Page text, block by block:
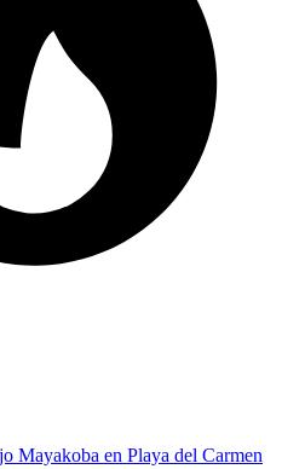
Mayakoba en Playa del Carmen